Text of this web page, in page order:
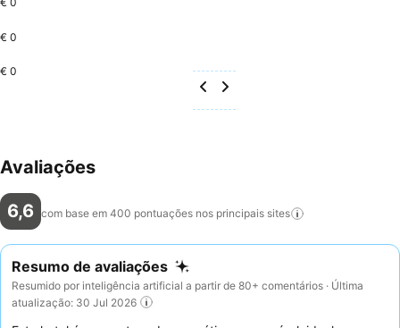
€ 0
€ 0
Avaliações
6,6 com base em 400 pontuações nos principais sites
Resumo de avaliações
Resumido por inteligência artificial a partir de 80+ comentários · Última
atualização: 30 Jul 2026